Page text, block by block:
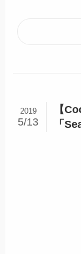
【
「
2019
5/13